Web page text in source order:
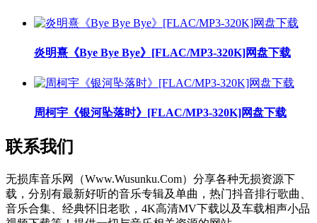
炎明熹《Bye Bye Bye》[FLAC/MP3-320K]网盘下载
周柯宇《银河坠落时》[FLAC/MP3-320K]网盘下载
联系我们
无损库音乐网（Www.Wusunku.Com）分享各种无损资源下
载，分别有最新好听的音乐专辑及单曲，热门抖音排行歌曲、
音乐合集、经典怀旧老歌，4K高清MV下载以及车载相声小品